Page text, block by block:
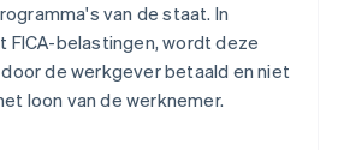
van de staat. In
belastingen, wordt deze
de werkgever betaald en niet
loon van de werknemer.